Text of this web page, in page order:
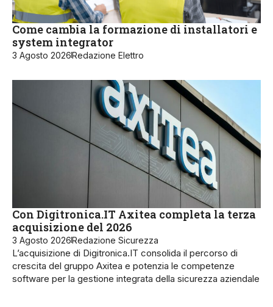
Come cambia la formazione di installatori e
system integrator
3 Agosto 2026Redazione Elettro
Con Digitronica.IT Axitea completa la terza
acquisizione del 2026
3 Agosto 2026Redazione Sicurezza
L’acquisizione di Digitronica.IT consolida il percorso di
crescita del gruppo Axitea e potenzia le competenze
software per la gestione integrata della sicurezza aziendale